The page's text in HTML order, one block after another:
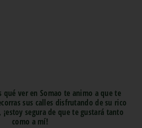
qué ver en Somao te animo a que te
sus calles disfrutando de su rico
segura de que te gustará tanto
como a mí!